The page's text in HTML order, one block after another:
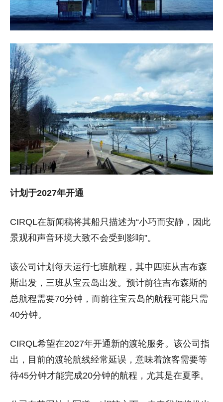
计划于2027年开通
CIRQL在新闻稿将其船只描述为“小巧而安静，因此
景观和声音环境大致不会受到影响”。
该公司计划每天运行七班航程，其中四班从吉布森
斯出发，三班从宝云岛出发。预计前往吉布森斯的
总航程需要70分钟，而前往宝云岛的航程可能只需
40分钟。
CIRQL希望在2027年开通新的渡轮服务。该公司指
出，目前的渡轮航线经常延误，意味着旅客需要等
待45分钟才能完成20分钟的航程，尤其是在夏季。